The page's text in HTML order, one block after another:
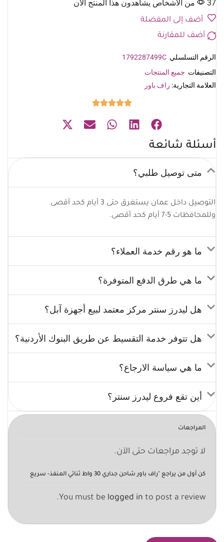
37 من الأشخاص يشاهدون هذا المنتج الآن
أضف إلى المفضلة
أضف للمقارنة
الرقم التسلسلي 1792287499C
التصنيفات جميع المنتجات
العلامة التجارية: راف باور
أسئلة شائعة
متى توصيل طلبي؟
التوصيل داخل عمان يستغرق حتى 3 أيام كحد أقصى
وللمحافظات 5-7 أيام كحد أقصى.
ما هو رقم خدمة العملاء؟
ما هي طرق الدفع المتوفرة؟
هل ليدرز سنتر مركز معتمد لبيع أجهزة آبل؟
هل تتوفر خدمة التقسيط عن طريق البنوك الأردنية؟
ما هي سياسة الارجاع؟
أين تقع فروع ليدرز سنتر؟
المراجعات
لا توجد مراجعات حتى الآن.
كن أول من يراجع "راف باور شاحن جداري 30 واط ثنائي المنفذ- سريع
You must be logged in to post a review.